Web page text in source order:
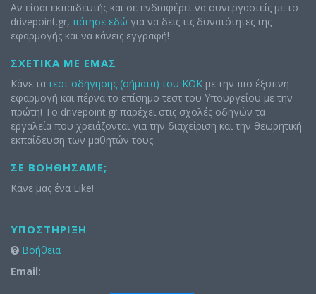
Αν είσαι εκπαιδευτής και σε ενδιαφέρει να συνεργαστείς με το
drivepoint.gr, πάτησε εδώ για να δεις τις δυνατότητες της
εφαρμογής και να κάνεις εγγραφή!
ΣΧΕΤΙΚΆ ΜΕ ΕΜΆΣ
Κάνε τα τεστ οδήγησης (σήματα) του ΚΟΚ με την πιο έξυπνη
εφαρμογή και πέρνα το επίσημο τεστ του Υπουργείου με την
πρώτη! Το drivepoint.gr παρέχει στις σχολές οδηγών τα
εργαλεία που χρειάζονται για την διαχείριση και την θεωρητική
εκπαίδευση των μαθητών τους.
ΣΕ ΒΟΗΘΉΣΑΜΕ;
Κάνε μας ένα Like!
ΥΠΟΣΤΉΡΙΞΗ
Βοήθεια
Email: